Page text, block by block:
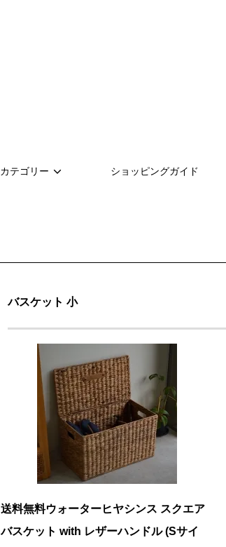
カテゴリー ショッピングガイド
バスケット 小
送料無料ウォーターヒヤシンス スクエア
バスケット with レザーハンドル (Sサイ